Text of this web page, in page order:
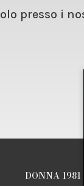
presso i
DONNA 1981